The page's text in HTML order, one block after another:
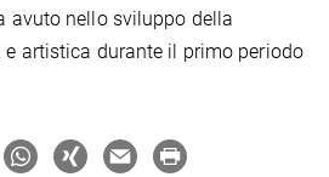
avuto nello sviluppo della
artistica durante il primo periodo